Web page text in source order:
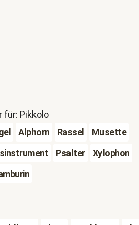
für: Pikkolo
Alphorn Rassel
Musette
Psalter
Xylophon